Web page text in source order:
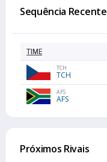
Sequência Recente
TIME
TCH
TCH
AFS
AFS
Próximos Rivais